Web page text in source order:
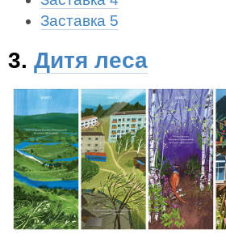
Заставка 5
3. Дитя леса